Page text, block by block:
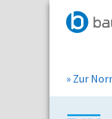
» Zur